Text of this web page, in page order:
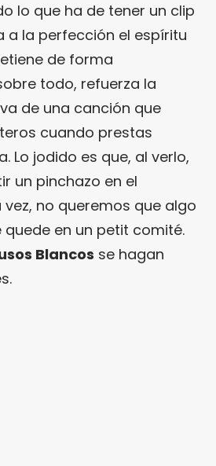
lo que ha de tener un clip
a la perfección el espíritu
de forma
todo, refuerza la
de una canción que
cuando prestas
Lo jodido es que, al verlo,
un pinchazo en el
no queremos que algo
en un petit comité.
Blancos se hagan